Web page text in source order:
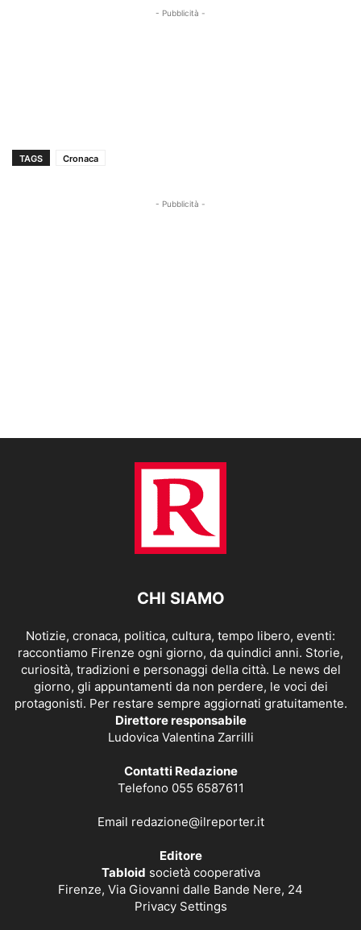
- Pubblicità -
TAGS Cronaca
- Pubblicità -
CHI SIAMO
Notizie, cronaca, politica, cultura, tempo libero, eventi:
raccontiamo Firenze ogni giorno, da quindici anni. Storie,
curiosità, tradizioni e personaggi della città. Le news del
giorno, gli appuntamenti da non perdere, le voci dei
protagonisti. Per restare sempre aggiornati gratuitamente.
Direttore responsabile
Ludovica Valentina Zarrilli
Contatti Redazione
Telefono 055 6587611
Email redazione@ilreporter.it
Editore
Tabloid società cooperativa
Firenze, Via Giovanni dalle Bande Nere, 24
Privacy Settings